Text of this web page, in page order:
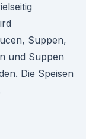
Suppen,
und Suppen
Die Speisen